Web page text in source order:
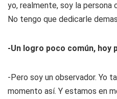
yo, realmente, soy la persona
No tengo que dedicarle
-Un logro poco común, hoy
-Pero soy un observador. Yo
momento así. Y estamos en